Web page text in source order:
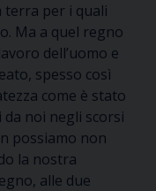
per i quali
Ma a quel regno
dell’uomo e
, spesso così
come è stato
noi negli scorsi
possiamo non
la nostra
alle due